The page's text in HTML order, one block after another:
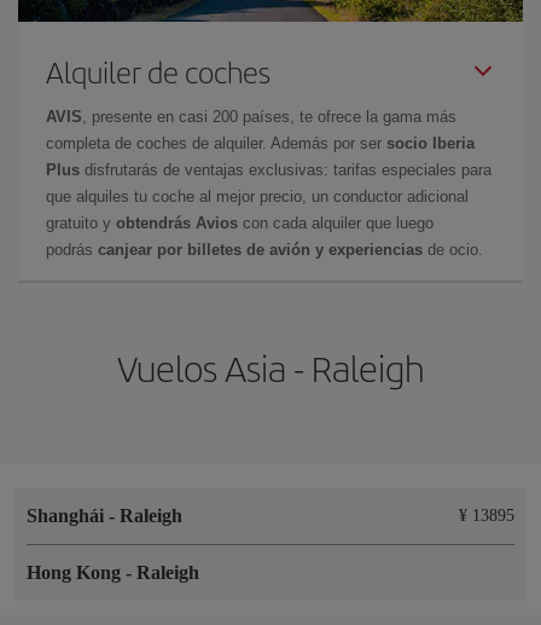
Alquiler de coches
AVIS , presente en casi 200 países, te ofrece la gama más
completa de coches de alquiler. Además por ser socio Iberia
Plus disfrutarás de ventajas exclusivas: tarifas especiales para
que alquiles tu coche al mejor precio, un conductor adicional
gratuito y obtendrás Avios con cada alquiler que luego
podrás canjear por billetes de avión y experiencias de ocio.
Vuelos Asia - Raleigh
Shanghái - Raleigh ¥ 13895
Hong Kong - Raleigh